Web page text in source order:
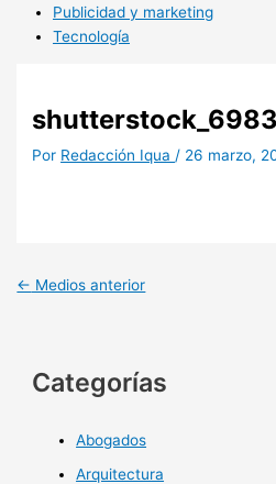
Publicidad y marketing
Tecnología
Por Redacción Iqua / 26 marzo,
← Medios anterior
Categorías
Abogados
Arquitectura